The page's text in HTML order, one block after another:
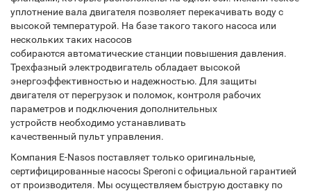
уплотнение вала двигателя позволяет перекачивать воду с
высокой температурой. На базе такого такого насоса или
нескольких таких насосов
собираются автоматические станции повышения давления.
Трехфазный электродвигатель обладает высокой
энергоэффективностью и надежностью. Для защиты
двигателя от перегрузок и поломок, контроля рабочих
параметров и подключения дополнительных
устройств необходимо устанавливать
качественный пульт управления.
Компания E-Nasos поставляет только оригинальные,
сертифицированные насосы Speroni с официальной гарантией
от производителя. Мы осуществляем быструю доставку по